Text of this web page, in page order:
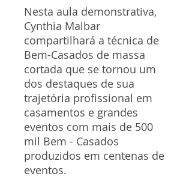
Nesta aula demonstrativa,
Cynthia Malbar
compartilhará a técnica de
Bem-Casados de massa
cortada que se tornou um
dos destaques de sua
trajetória profissional em
casamentos e grandes
eventos com mais de 500
mil Bem - Casados
produzidos em centenas de
eventos.